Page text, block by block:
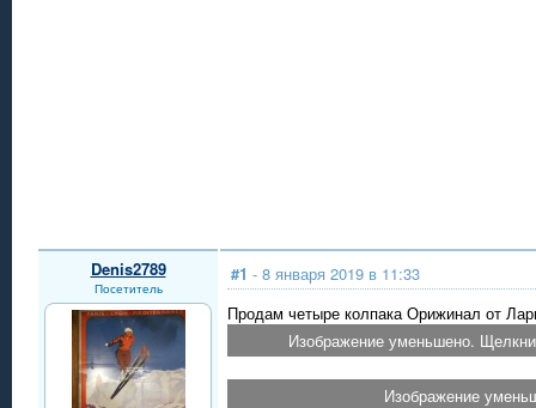
Denis2789
Посетитель
#1 - 8 января 2019 в 11:33
Продам четыре колпака Орижинал от
Изображение уменьшено.
Изображение